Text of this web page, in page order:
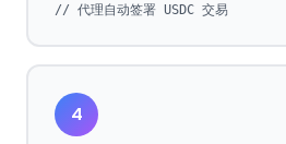
// 代理自动签署 USDC 交易
4